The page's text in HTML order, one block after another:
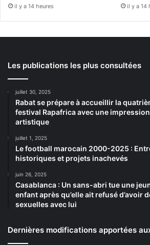
il y a 14 heures il y a 14
Les publications les plus consultées
juillet 30, 2025
Rabat se prépare à accueillir la
festival Rapafrica avec une
artistique
juillet 1, 2025
Le football marocain 2000-2025 :
historiques et projets inachevés
juin 26, 2025
Casablanca : Un sans-abri tue une
enfant après qu’elle ait refusé d’avoir
sexuelles avec lui
Dernières modifications apportées